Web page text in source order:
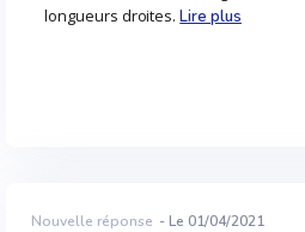
longueurs droites.Lire plus
Nouvelle réponse - Le 01/04/2021